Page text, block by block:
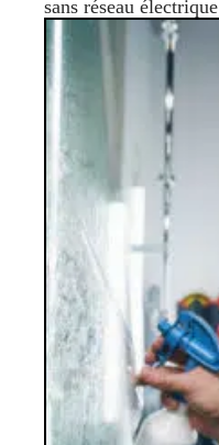
sans réseau électrique